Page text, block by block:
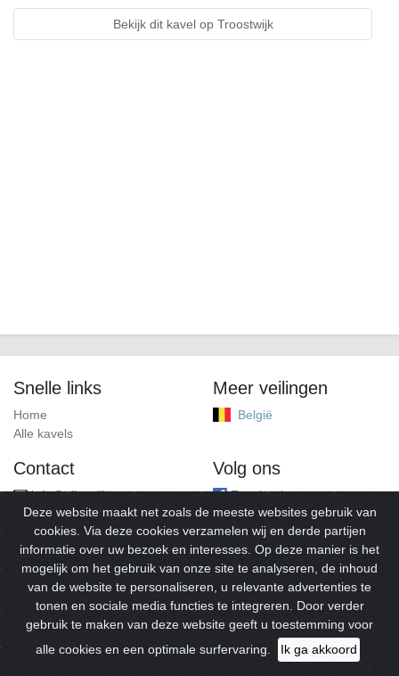
Bekijk dit kavel op Troostwijk
Snelle links
Home
Alle kavels
Meer veilingen
België
Contact
info@alleveilingen.net
Volg ons
Facebook
© 2026Alleveilingen.Alle rechten voorbehouden.
Deze website maakt net zoals de meeste websites gebruik van
cookies. Via deze cookies verzamelen wij en derde partijen
informatie over uw bezoek en interesses. Op deze manier is het
mogelijk om het gebruik van onze site te analyseren, de inhoud
van de website te personaliseren, u relevante advertenties te
tonen en sociale media functies te integreren. Door verder
gebruik te maken van deze website geeft u toestemming voor
alle cookies en een optimale surfervaring.
Ik ga akkoord